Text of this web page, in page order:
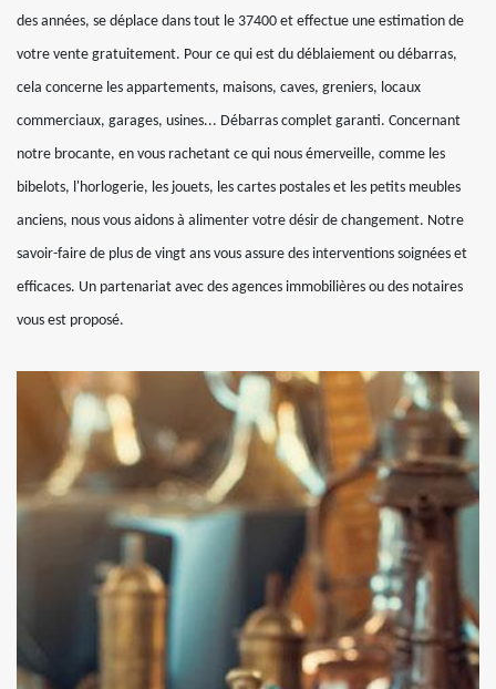
des années, se déplace dans tout le 37400 et effectue une estimation de
votre vente gratuitement. Pour ce qui est du déblaiement ou débarras,
cela concerne les appartements, maisons, caves, greniers, locaux
commerciaux, garages, usines... Débarras complet garanti. Concernant
notre brocante, en vous rachetant ce qui nous émerveille, comme les
bibelots, l'horlogerie, les jouets, les cartes postales et les petits meubles
anciens, nous vous aidons à alimenter votre désir de changement. Notre
savoir-faire de plus de vingt ans vous assure des interventions soignées et
efficaces. Un partenariat avec des agences immobilières ou des notaires
vous est proposé.